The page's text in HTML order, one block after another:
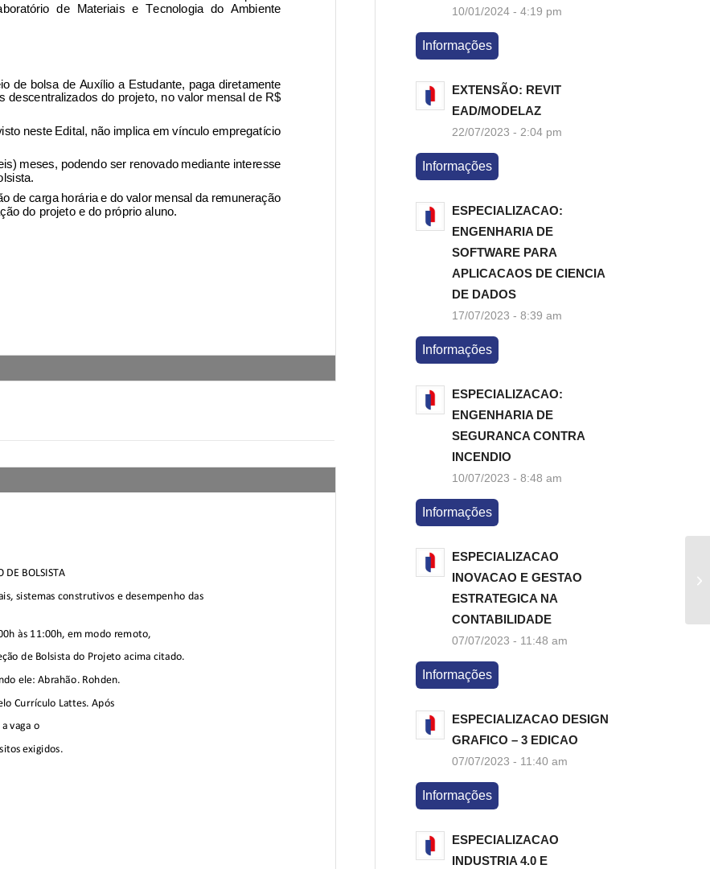
10/01/2024 - 4:19 pm
Informações
EXTENSÃO: REVIT
EAD/MODELAZ
22/07/2023 - 2:04 pm
Informações
ESPECIALIZACAO:
ENGENHARIA DE
SOFTWARE PARA
APLICACAOS DE CIENCIA
DE DADOS
17/07/2023 - 8:39 am
Informações
ESPECIALIZACAO:
ENGENHARIA DE
SEGURANCA CONTRA
INCENDIO
10/07/2023 - 8:48 am
Informações
ESPECIALIZACAO
INOVACAO E GESTAO
ESTRATEGICA NA
CONTABILIDADE
07/07/2023 - 11:48 am
Informações
ESPECIALIZACAO DESIGN
GRAFICO – 3 EDICAO
07/07/2023 - 11:40 am
Informações
ESPECIALIZACAO
INDUSTRIA 4.0 E